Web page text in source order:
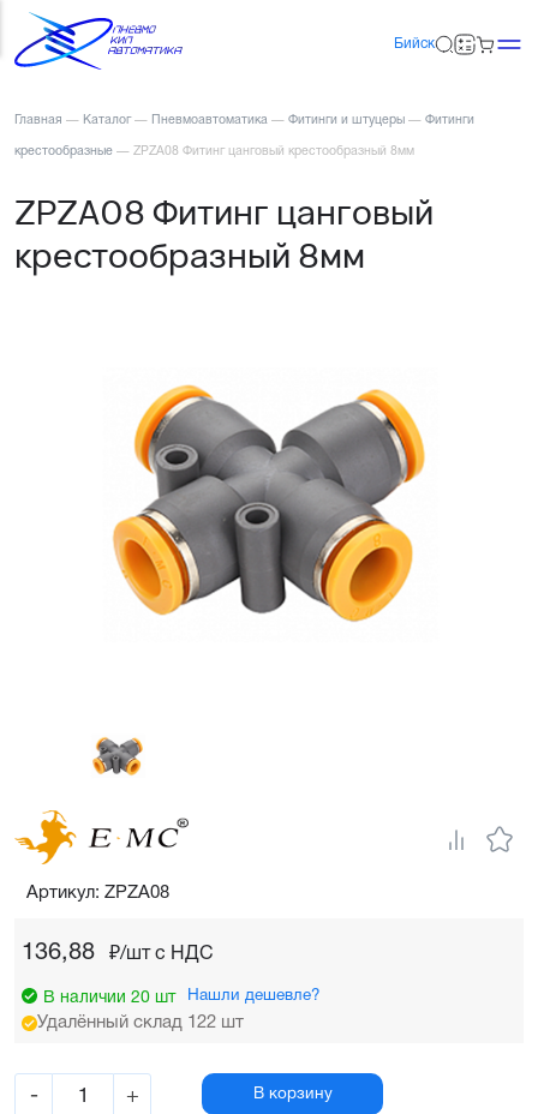
Бийск
Главная — Каталог — Пневмоавтоматика — Фитинги и штуцеры — Фитинги
крестообразные — ZPZA08 Фитинг цанговый крестообразный 8мм
ZPZA08 Фитинг цанговый
крестообразный 8мм
136,88 ₽/шт c НДС
В наличии 20 шт Нашли дешевле?
Удалённый склад 122 шт
- + В корзину
Артикул: ZPZA08